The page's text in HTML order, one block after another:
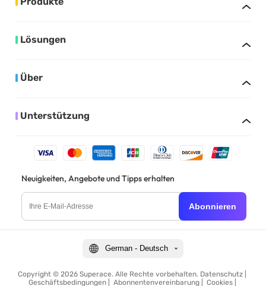
Lösungen
Über
Unterstützung
Neuigkeiten, Angebote und Tipps erhalten
Abonnieren
German - Deutsch
Copyright © 2026 Superace. Alle Rechte vorbehalten. Datenschutz
Geschäftsbedingungen| Abonnentenvereinbarung| Cookies|